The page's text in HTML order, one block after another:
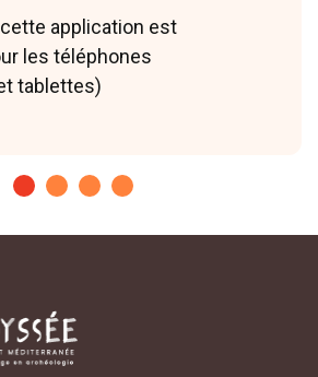
application est
les téléphones
tablettes)